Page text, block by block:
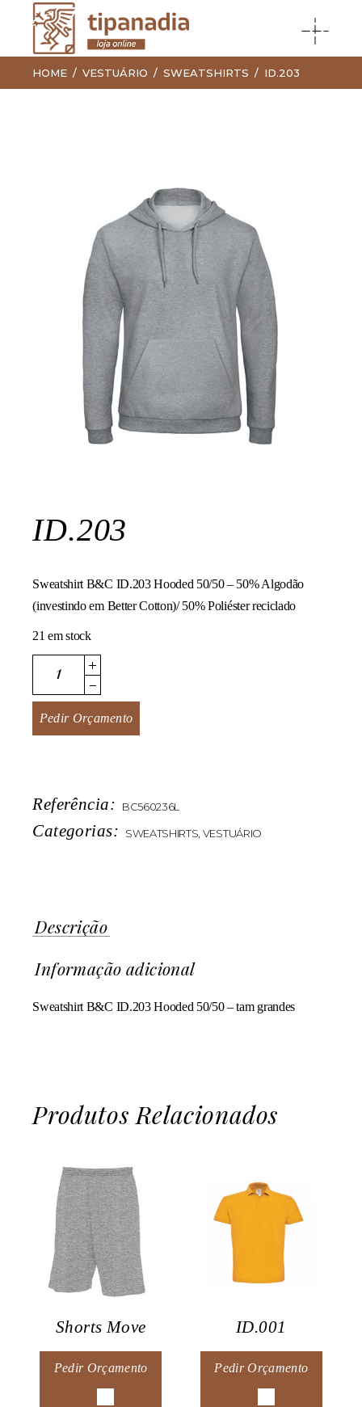
HOME VESTUÁRIO SWEATSHIRTS ID.203
ID.203
Sweatshirt B&C ID.203 Hooded 50/50 – 50% Algodão
(investindo em Better Cotton)/ 50% Poliéster reciclado
21 em stock
ID.203 quantity
Pedir Orçamento
Referência: BC560236L
Categorias: SWEATSHIRTS VESTUÁRIO
Descrição
Informação adicional
Sweatshirt B&C ID.203 Hooded 50/50 – tam grandes
Produtos Relacionados
Shorts Move
Pedir Orçamento
ID.001
Pedir Orçamento